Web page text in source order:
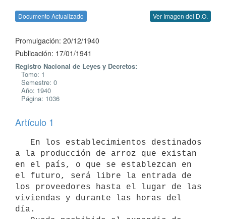
Documento Actualizado Ver Imagen del D.O.
Promulgación: 20/12/1940
Publicación: 17/01/1941
Registro Nacional de Leyes y Decretos:
Tomo: 1
Semestre: 0
Año: 1940
Página: 1036
Artículo 1
a la producción de arroz que existan
en el país, o que se establezcan en
el futuro, será libre la entrada de
los proveedores hasta el lugar de las
viviendas y durante las horas del
día.